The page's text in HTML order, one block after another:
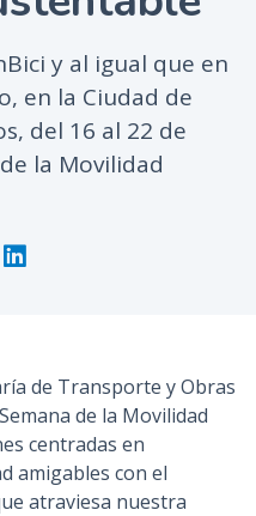
y al igual que en
en la Ciudad de
del 16 al 22 de
la Movilidad
de Transporte y Obras
de la Movilidad
centradas en
amigables con el
atraviesa nuestra